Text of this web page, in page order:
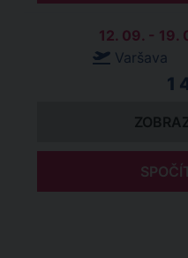
12. 09. - 19.
Varšava
1